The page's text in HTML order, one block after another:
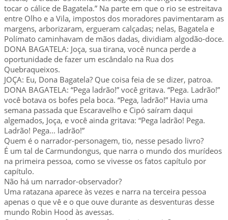
tocar o cálice de Bagatela.” Na parte em que o rio se estreitava
entre Olho e a Vila, impostos dos moradores pavimentaram as
margens, arborizaram, ergueram calçadas; nelas, Bagatela e
Polímato caminhavam de mãos dadas, dividiam algodão-doce.
DONA BAGATELA: Joça, sua tirana, você nunca perde a
oportunidade de fazer um escândalo na Rua dos
Quebraqueixos.
JOÇA: Eu, Dona Bagatela? Que coisa feia de se dizer, patroa.
DONA BAGATELA: “Pega ladrão!” você gritava. “Pega. Ladrão!”
você botava os bofes pela boca. “Pega, ladrão!” Havia uma
semana passada que Escaravelho e Cipó saíram daqui
algemados, Joça, e você ainda gritava: “Pega ladrão! Pega.
Ladrão! Pega... ladrão!”
Quem é o narrador-personagem, tio, nesse pesado livro?
É um tal de Carmundongus, que narra o mundo dos murídeos
na primeira pessoa, como se vivesse os fatos capítulo por
capítulo.
Não há um narrador-observador?
Uma ratazana aparece às vezes e narra na terceira pessoa
apenas o que vê e o que ouve durante as desventuras desse
mundo Robin Hood às avessas.